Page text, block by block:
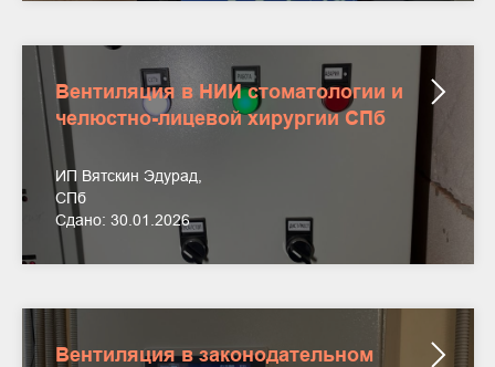
Вентиляция в НИИ стоматологии и
челюстно-лицевой хирургии СПб
ИП Вятскин Эдурад,
СПб
Сдано: 30.01.2026
Вентиляция в законодательном